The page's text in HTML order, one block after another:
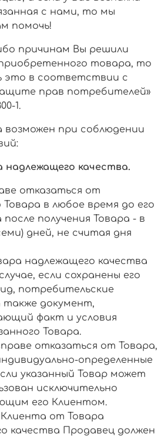
с нами, то мы
помочь!
причинам Вы решили
товара, то
это в соответствии с
прав потребителей»
1.
возможен при соблюдении
качества.
отказаться от
Товара в любое время до его
после получения Товара - в
дней, не считая дня
надлежащего качества
если сохранены его
потребительские
также документ,
факт и условия
Товара.
отказаться от Товара,
определенные
указанный Товар может
исключительно
его Клиентом.
Клиента от Товара
качества Продавец должен